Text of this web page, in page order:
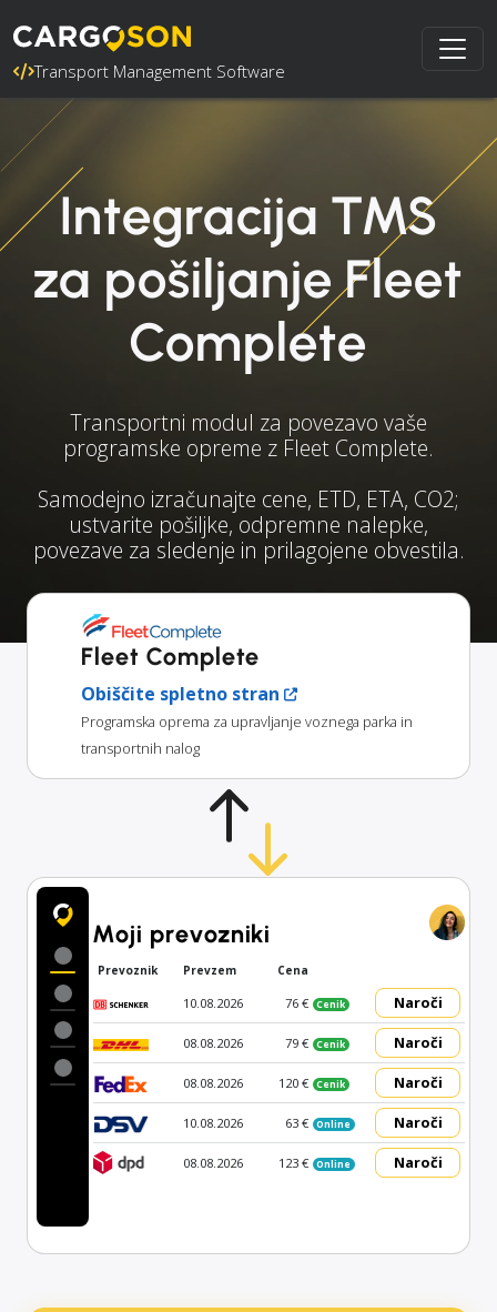
Transport Management Software
Integracija TMS
za pošiljanje Fleet
Complete
Transportni modul za povezavo vaše
programske opreme z Fleet Complete.
Samodejno izračunajte cene, ETD, ETA, CO2;
ustvarite pošiljke, odpremne nalepke,
povezave za sledenje in prilagojene obvestila.
Fleet Complete
Obiščite spletno stran
Programska oprema za upravljanje voznega parka in
transportnih nalog
Moji prevozniki
Prevoznik Prevzem Cena
10.08.2026 76 € Cenik Naroči
08.08.2026 79 € Cenik Naroči
08.08.2026 120 € Cenik Naroči
10.08.2026 63 € Online Naroči
08.08.2026 123 € Online Naroči